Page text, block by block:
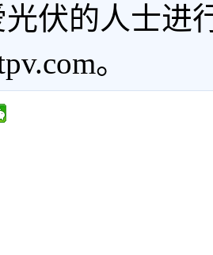
伏的人士进
。